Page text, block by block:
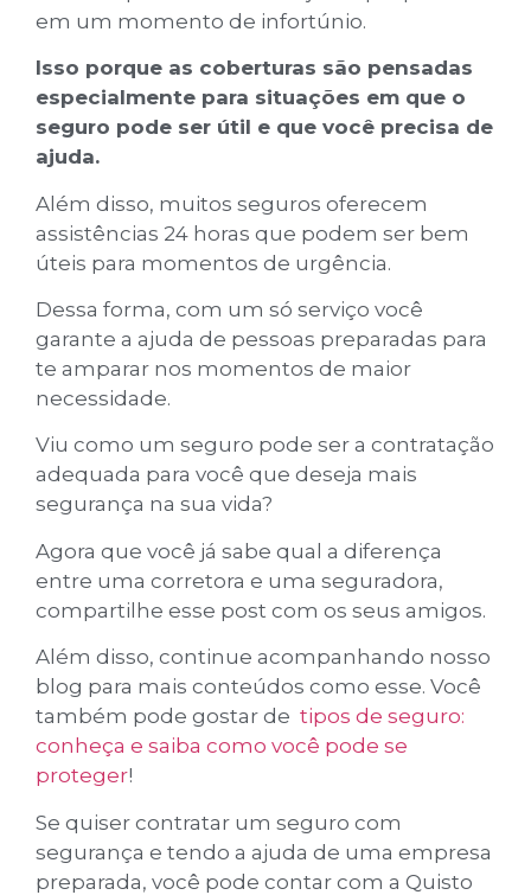
em um momento de infortúnio.
Isso porque as coberturas são pensadas
especialmente para situações em que o
seguro pode ser útil e que você precisa de
ajuda.
Além disso, muitos seguros oferecem
assistências 24 horas que podem ser bem
úteis para momentos de urgência.
Dessa forma, com um só serviço você
garante a ajuda de pessoas preparadas para
te amparar nos momentos de maior
necessidade.
Viu como um seguro pode ser a contratação
adequada para você que deseja mais
segurança na sua vida?
Agora que você já sabe qual a diferença
entre uma corretora e uma seguradora,
compartilhe esse post com os seus amigos.
Além disso, continue acompanhando nosso
blog para mais conteúdos como esse. Você
também pode gostar de tipos de seguro:
conheça e saiba como você pode se
proteger!
Se quiser contratar um seguro com
segurança e tendo a ajuda de uma empresa
preparada, você pode contar com a Quisto